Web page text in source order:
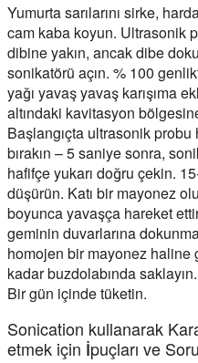
Yumurta sarılarını sirke,
cam kaba koyun. Ultrasonik
dibine yakın, ancak dibe
sonikatörü açın. % 100
yağı yavaş yavaş karışıma
altındaki kavitasyon
Başlangıçta ultrasonik
bırakın – 5 saniye sonra,
hafifçe yukarı doğru çekin.
düşürün. Katı bir mayonez
boyunca yavaşça hareket
geminin duvarlarına
homojen bir mayonez
kadar buzdolabında saklayın.
Bir gün içinde tüketin.
Sonication kullanarak
etmek için İpuçları ve